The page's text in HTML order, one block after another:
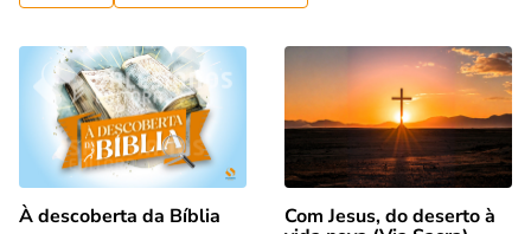
À descoberta da Bíblia Com Jesus, do deserto à